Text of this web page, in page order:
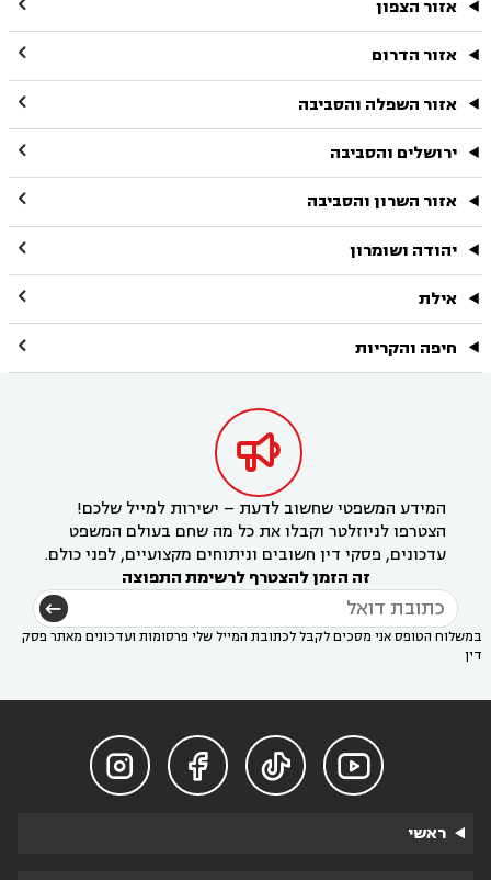
אזור הצפון 
אזור הדרום 
אזור השפלה והסביבה 
ירושלים והסביבה 
אזור השרון והסביבה 
יהודה ושומרון 
אילת 
חיפה והקריות 

המידע המשפטי שחשוב לדעת – ישירות למייל שלכם!
הצטרפו לניוזלטר וקבלו את כל מה שחם בעולם המשפט
עדכונים, פסקי דין חשובים וניתוחים מקצועיים, לפני כולם.
זה הזמן להצטרף לרשימת התפוצה
במשלוח הטופס אני מסכים לקבל לכתובת המייל שלי פרסומות ועדכונים מאתר פסק
דין




ראשי